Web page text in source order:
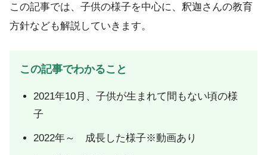
この記事では、子供の様子を中心に、釈迦さんの教育
方針なども解説していきます。
この記事でわかること
2021年10月、子供が生まれて間もない頃の様
子
2022年～ 成長した様子※動画あり